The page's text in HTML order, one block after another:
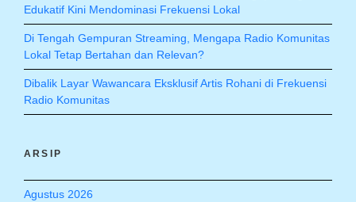
Edukatif Kini Mendominasi Frekuensi Lokal
Di Tengah Gempuran Streaming, Mengapa Radio Komunitas
Lokal Tetap Bertahan dan Relevan?
Dibalik Layar Wawancara Eksklusif Artis Rohani di Frekuensi
Radio Komunitas
ARSIP
Agustus 2026